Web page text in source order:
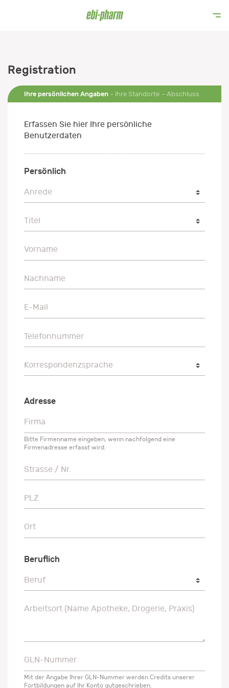
Registration
Ihre persönlichen Angaben Ihre Standorte Abschluss
Erfassen Sie hier Ihre persönliche
Benutzerdaten
Persönlich
Anrede
Anrede
Titel
Titel
Vorname
Vorname
Nachname
Nachname
E-Mail
E-Mail
Telefonnummer
Telefonnummer
Korrespondenzsprache
Korrespondenzsprache
Adresse
Firma
Firma
Bitte Firmenname eingeben, wenn nachfolgend eine
Firmenadresse erfasst wird.
Strasse / Nr.
Strasse / Nr.
PLZ
PLZ
Ort
Ort
Beruflich
Beruf
Beruf
Arbeitsort (Name Apotheke, Drogerie, Praxis)
Arbeitsort (Name Apotheke, Drogerie, Praxis)
GLN-Nummer
GLN-Nummer
Mit der Angabe Ihrer GLN-Nummer werden Credits unserer
Fortbildungen auf Ihr Konto gutgeschrieben.